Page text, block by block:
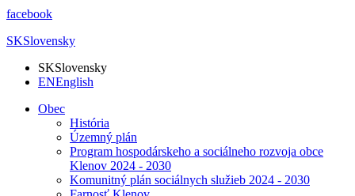
facebook
SKSlovensky
SKSlovensky
ENEnglish
Obec
História
Územný plán
Program hospodárskeho a sociálneho rozvoja obce
Klenov 2024 - 2030
Komunitný plán sociálnych služieb 2024 - 2030